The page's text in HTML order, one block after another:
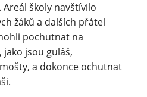
školy navštívilo
žáků a dalších přátel
pochutnat na
jsou guláš,
a dokonce ochutnat